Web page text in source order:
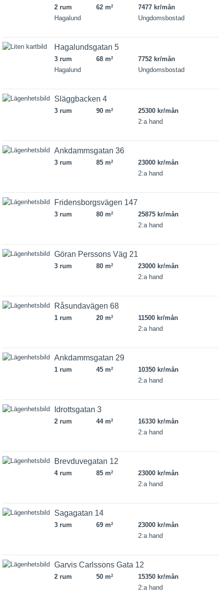
2 rum 62 m2
7477 kr/mån
Hagalund
Ungdomsbostad
Hagalundsgatan 5
3 rum 68 m2
7752 kr/mån
Hagalund
Ungdomsbostad
Släggbacken 4
3 rum 90 m2
25300 kr/mån
2:a hand
Ankdammsgatan 36
3 rum 85 m2
23000 kr/mån
2:a hand
Fridensborgsvägen 147
3 rum 80 m2
25875 kr/mån
2:a hand
Göran Perssons Väg 21
3 rum 80 m2
23000 kr/mån
2:a hand
Råsundavägen 68
1 rum 20 m2
11500 kr/mån
2:a hand
Ankdammsgatan 29
1 rum 45 m2
10350 kr/mån
2:a hand
Idrottsgatan 3
2 rum 44 m2
16330 kr/mån
2:a hand
Brevduvegatan 12
4 rum 85 m2
23000 kr/mån
2:a hand
Sagagatan 14
3 rum 69 m2
23000 kr/mån
2:a hand
Garvis Carlssons Gata 12
2 rum 50 m2
15350 kr/mån
2:a hand